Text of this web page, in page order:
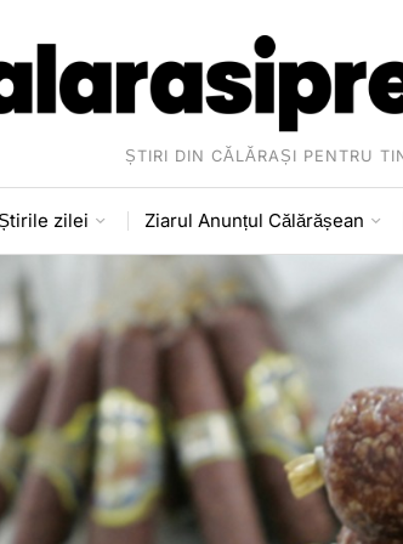
ȘTIRI DIN CĂLĂRAȘI PENTRU
zilei Ziarul Anunțul Călărășean